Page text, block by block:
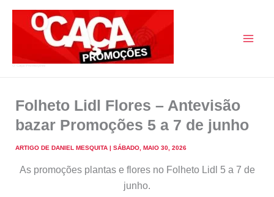
Folheto Lidl Flores – Antevisão
bazar Promoções 5 a 7 de junho
ARTIGO DE DANIEL MESQUITA | SÁBADO, MAIO 30, 2026
As promoções plantas e flores no Folheto Lidl 5 a 7 de
junho.